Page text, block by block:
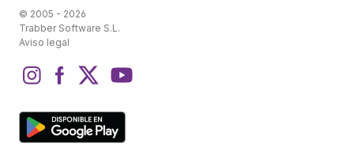
© 2005 - 2026
Trabber Software S.L.
Aviso legal